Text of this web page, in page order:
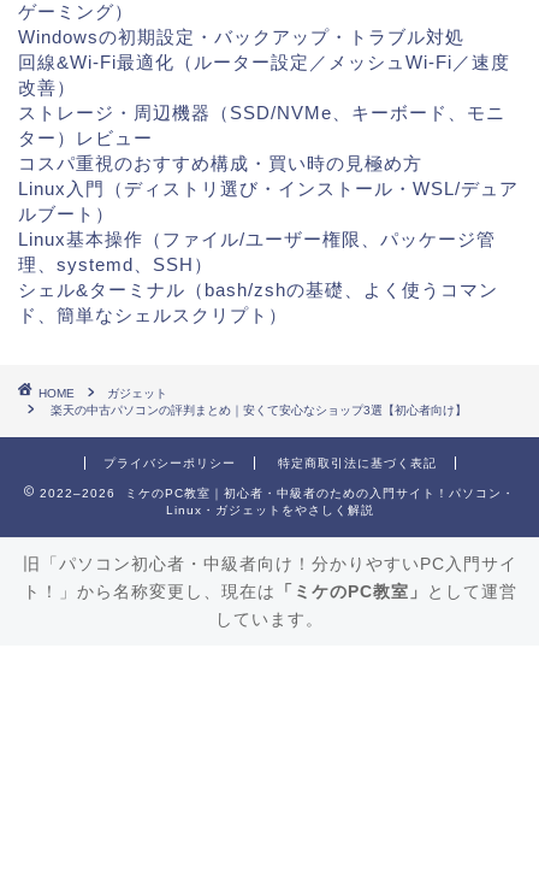
ゲーミング）
Windowsの初期設定・バックアップ・トラブル対処
回線&Wi-Fi最適化（ルーター設定／メッシュWi-Fi／速度
改善）
ストレージ・周辺機器（SSD/NVMe、キーボード、モニ
ター）レビュー
コスパ重視のおすすめ構成・買い時の見極め方
Linux入門（ディストリ選び・インストール・WSL/デュア
ルブート）
Linux基本操作（ファイル/ユーザー権限、パッケージ管
理、systemd、SSH）
シェル&ターミナル（bash/zshの基礎、よく使うコマン
ド、簡単なシェルスクリプト）
HOME
ガジェット
楽天の中古パソコンの評判まとめ｜安くて安心なショップ3選【初心者向け】
プライバシーポリシー 特定商取引法に基づく表記
2022–2026 ミケのPC教室｜初心者・中級者のための入門サイト！パソコン・
Linux・ガジェットをやさしく解説
旧「パソコン初心者・中級者向け！分かりやすいPC入門サイ
ト！」から名称変更し、現在は 「ミケのPC教室」
として運営
しています。